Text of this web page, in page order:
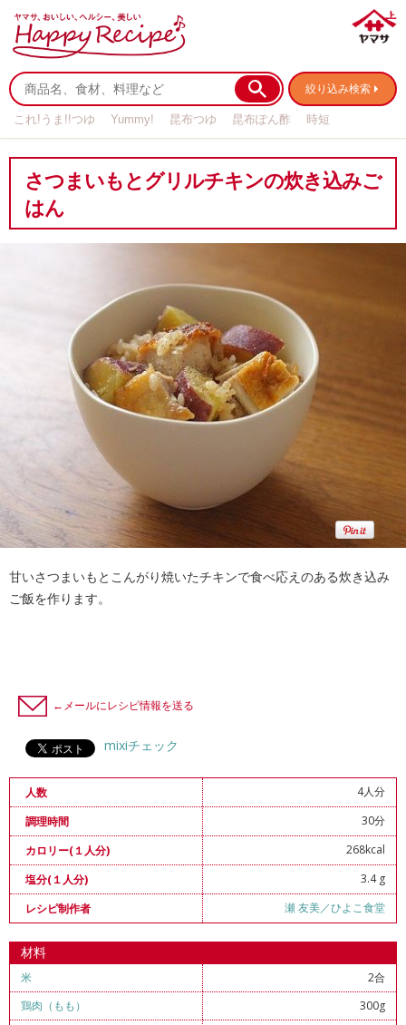
絞り込み検索
これ!うま!!つゆ Yummy! 昆布つゆ 昆布ぽん酢
時短
さつまいもとグリルチキンの炊き込みご
はん
甘いさつまいもとこんがり焼いたチキンで食べ応えのある炊き込み
ご飯を作ります。
←メールにレシピ情報を送る
mixiチェック
人数
4人分
調理時間
30分
カロリー(１人分)
268kcal
塩分(１人分)
3.4 g
レシピ制作者
瀬 友美／ひよこ食堂
材料
米
2合
鶏肉（もも）
300g